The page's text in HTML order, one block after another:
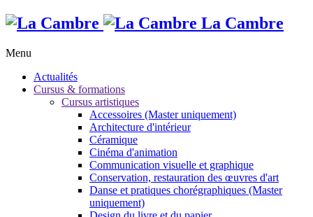
La Cambre
Menu
Actualités
Cursus & formations
Cursus artistiques
Accessoires (Master uniquement)
Architecture d'intérieur
Céramique
Cinéma d'animation
Communication visuelle et graphique
Conservation, restauration des œuvres d'art
Danse et pratiques chorégraphiques (Master
uniquement)